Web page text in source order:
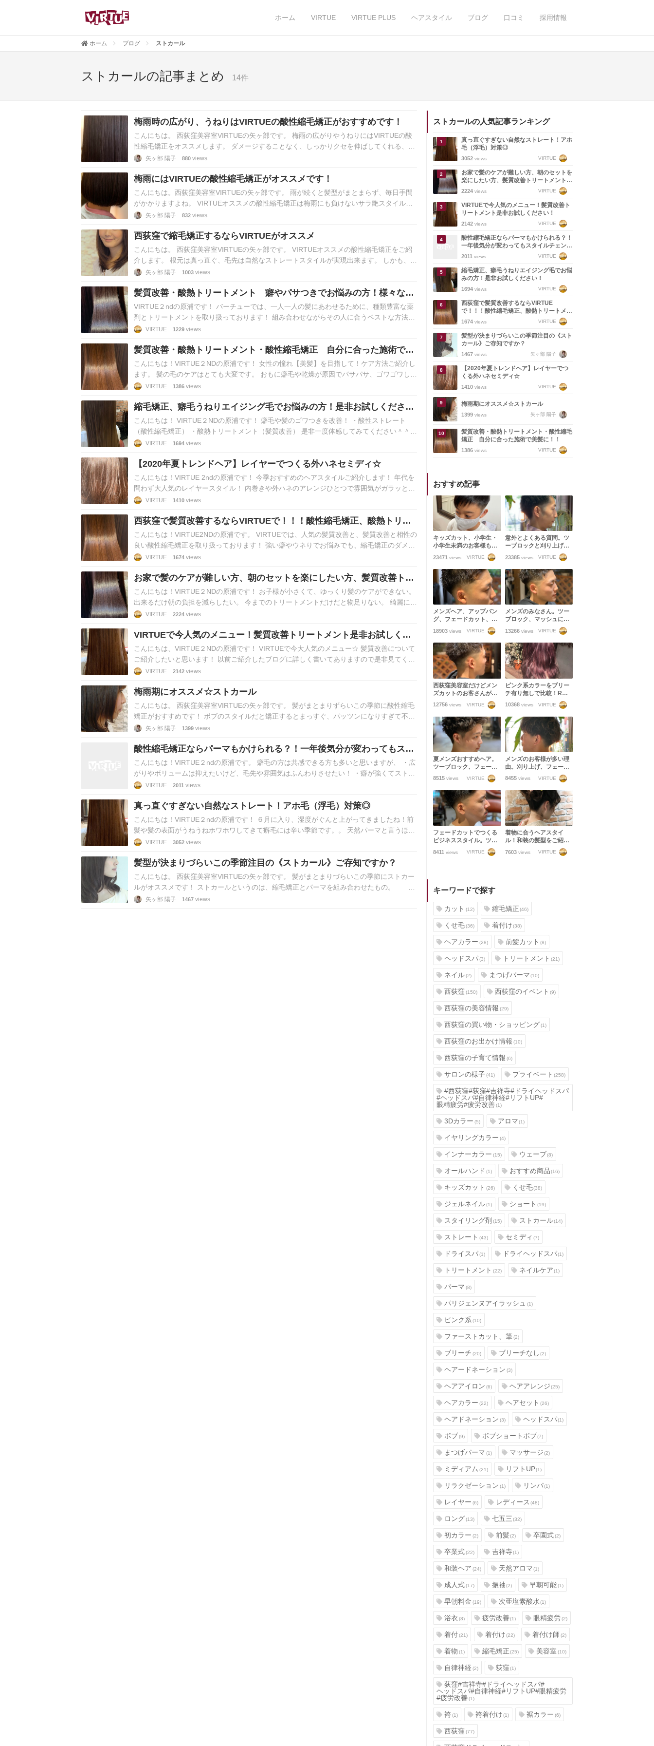
ホーム VIRTUE VIRTUE PLUS ヘアスタイル ブログ 口コミ 採用情報
ホーム ブログ ストカール
ストカールの記事まとめ 14件
梅雨時の広がり、うねりはVIRTUEの酸性縮毛矯正がおすすめです！
こんにちは。 西荻窪美容室VIRTUEの矢ヶ部です。 梅雨の広がりやうねりにはVIRTUEの酸
性縮毛矯正をオススメします。 ダメージすることなく、しっかりクセを伸ばしてくれる、最
後はずっと触っていたい…
880 views
矢ヶ部 陽子
梅雨にはVIRTUEの酸性縮毛矯正がオススメです！
こんにちは。西荻窪美容室VIRTUEの矢ヶ部です。 雨が続くと髪型がまとまらず、毎日手間
がかかりますよね。 VIRTUEオススメの酸性縮毛矯正は梅雨にも負けないサラ艶スタイルを
キープ出来ます♬ 手触り…
832 views
矢ヶ部 陽子
西荻窪で縮毛矯正するならVIRTUEがオススメ
こんにちは。 西荻窪美容室VIRTUEの矢ヶ部です。 VIRTUEオススメの酸性縮毛矯正をご紹
介します。 根元は真っ直ぐ、毛先は自然なストレートスタイルが実現出来ます。 しかも、ダ
メージレスで綺麗に伸…
1003 views
矢ヶ部 陽子
髪質改善・酸熱トリートメント 癖やパサつきでお悩みの方！様々な髪
質に合わせて選びます！
VIRTUE２ndの原浦です！ バーチューでは、一人一人の髪にあわせるために、種類豊富な薬
剤とトリートメントを取り扱っております！ 組み合わせながらその人に合うベストな方法を
探していきますので、是非一…
1229 views
VIRTUE
髪質改善・酸熱トリートメント・酸性縮毛矯正 自分に合った施術で美
髪に！！
こんにちは！VIRTUE２NDの原浦です！ 女性の憧れ【美髪】を目指して！ケア方法ご紹介し
ます。 髪の毛のケアはとても大変です。 おもに癖毛や乾燥が原因でパサパサ、ゴワゴワして
しまいます！ ツヤツヤサ…
1386 views
VIRTUE
縮毛矯正、癖毛うねりエイジング毛でお悩みの方！是非お試しくださ
い！
こんにちは！ VIRTUE２NDの原浦です！ 癖毛や髪のゴワつきを改善！ ・酸性ストレート
（酸性縮毛矯正） ・酸熱トリートメント（髪質改善） 是非一度体感してみてください＾＾
関連ブログも是非！疑問に…
1694 views
VIRTUE
【2020年夏トレンドヘア】レイヤーでつくる外ハネセミディ☆
こんにちは！VIRTUE 2ndの原浦です！ 今季おすすめのヘアスタイルご紹介します！ 年代を
問わず大人気のレイヤースタイル！ 内巻きや外ハネのアレンジひとつで雰囲気がガラッと変
わり楽しめます＾＾ 毛…
1410 views
VIRTUE
西荻窪で髪質改善するならVIRTUEで！！！酸性縮毛矯正、酸熱トリー
トメント取り扱ってます。
こんにちは！VIRTUE2NDの原浦です。 VIRTUEでは、人気の髪質改善と、髪質改善と相性の
良い酸性縮毛矯正を取り扱っております！ 強い癖やウネりでお悩みでも、縮毛矯正のダメー
ジもまたお悩みの１つ…
1674 views
VIRTUE
お家で髪のケアが難しい方、朝のセットを楽にしたい方、髪質改善トリ
ートメント是非お試しください！
こんにちは！VIRTUE２NDの原浦です！ お子様が小さくて、ゆっくり髪のケアができない。
出来るだけ朝の負担を減らしたい。 今までのトリートメントだけだと物足りない。 綺麗に髪
を伸ばしたい。 そんな…
2224 views
VIRTUE
VIRTUEで今人気のメニュー！髪質改善トリートメント是非お試しくだ
さい！
こんにちは、VIRTUE２NDの原浦です！ VIRTUEで今大人気のメニュー☆ 髪質改善について
ご紹介したいと思います！ 以前ご紹介したブログに詳しく書いてありますので是非見てくだ
さい＾＾ 髪質改善っ…
2142 views
VIRTUE
梅雨期にオススメ☆ストカール
こんにちは。 西荻窪美容室VIRTUEの矢ヶ部です。 髪がまとまりずらいこの季節に酸性縮毛
矯正がおすすめです！ ボブのスタイルだと矯正するとまっすぐ、パッツンになりすぎて不自
然っと思われてる方もたくさ…
1399 views
矢ヶ部 陽子
酸性縮毛矯正ならパーマもかけられる？！一年後気分が変わってもスタ
イルチェンジできる縮毛矯正！
こんにちは！VIRTUE２ndの原浦です。 癖毛の方は共感できる方も多いと思いますが、 ・広
がりやボリュームは抑えたいけど、毛先や雰囲気はふんわりさせたい！ ・癖が強くてストレ
ートをするといつも真っ直…
2011 views
VIRTUE
真っ直ぐすぎない自然なストレート！アホ毛（浮毛）対策◎
こんにちは！VIRTUE２ndの原浦です！ ６月に入り、湿度がぐんと上がってきましたね！前
髪や髪の表面がうねうねホワホワしてきて癖毛には辛い季節です。。 天然パーマと言うほど
の癖ではない方も広がりやツ…
3052 views
VIRTUE
髪型が決まりづらいこの季節注目の《ストカール》ご存知ですか？
こんにちは。 西荻窪美容室VIRTUEの矢ヶ部です。 髪がまとまりづらいこの季節にストカー
ルがオススメです！ ストカールというのは、縮毛矯正とパーマを組み合わせたもの。 天
然パーマや根元のクセが強い…
1467 views
矢ヶ部 陽子
ストカールの人気記事ランキング
真っ直ぐすぎない自然なストレート！アホ
毛（浮毛）対策◎
3052 views VIRTUE
お家で髪のケアが難しい方、朝のセットを
楽にしたい方、髪質改善トリートメント是
非お試しください！
2224 views VIRTUE
VIRTUEで今人気のメニュー！髪質改善ト
リートメント是非お試しください！
2142 views VIRTUE
酸性縮毛矯正ならパーマもかけられる？！
一年後気分が変わってもスタイルチェンジ
できる縮毛矯正！
2011 views VIRTUE
縮毛矯正、癖毛うねりエイジング毛でお悩
みの方！是非お試しください！
1694 views VIRTUE
西荻窪で髪質改善するならVIRTUE
で！！！酸性縮毛矯正、酸熱トリートメン
ト取り扱ってます。
1674 views VIRTUE
髪型が決まりづらいこの季節注目の《スト
カール》ご存知ですか？
1467 views 矢ヶ部 陽子
【2020年夏トレンドヘア】レイヤーでつ
くる外ハネセミディ☆
1410 views VIRTUE
梅雨期にオススメ☆ストカール
1399 views 矢ヶ部 陽子
髪質改善・酸熱トリートメント・酸性縮毛
矯正 自分に合った施術で美髪に！！
1386 views VIRTUE
おすすめ記事
キッズカット、小学生・
小学生未満のお客様もご
23471 views VIRTUE
意外とよくある質問。ツ
ーブロックと刈り上げの
違い。フェードカットと
刈り上げの違い。イメー
ジの共有できない失敗。
23385views VIRTUE
メンズヘア、アップバン
グ、フェードカット、ツ
ーブロックを遂に辞める
なら！
18903 views VIRTUE
メンズのみなさん。ツー
ブロック、マッシュに飽
きたらフェードカットに
挑戦してみませんか？
13266views VIRTUE
西荻窪美容室だけどメン
ズカットのお客さんが多
いのはマッシュだけじゃ
ない！フェードカットま
でできるスタイリストの
技術力！
12756 views VIRTUE
ピンク系カラーをブリー
チ有り無しで比較！Rカ
ラーでダメージレスにカ
ラーを楽しみましょう！
10368views VIRTUE
夏メンズおすすめヘア。
ツーブロック、フェー
ド、いつものスタイルに
パーマを足してアップバ
ングいいと思う。
8515 views VIRTUE
メンズのお客様が多い理
由。刈り上げ、フェード
カット、ツーブロック、
マッシュetc幅広いメンズ
スタイルに対応します！
8455views VIRTUE
フェードカットでつくる
ビジネススタイル。ツー
ブロックに飽きた方おす
すめです
8411 views VIRTUE
着物に合うヘアスタイ
ル！和装の髪型をご紹介
します！【振袖・訪問
着・袴・浴衣】
7603views VIRTUE
キーワードで探す
カット(12) 縮毛矯正(46)
くせ毛(36) 着付け(38)
ヘアカラー(28) 前髪カット(8)
ヘッドスパ(3) トリートメント(21)
ネイル(2) まつげパーマ(10)
西荻窪(150) 西荻窪のイベント(9)
西荻窪の美容情報(29)
西荻窪の買い物・ショッピング(1)
西荻窪のお出かけ情報(10)
西荻窪の子育て情報(6)
サロンの様子(41) プライベート(258)
#西荻窪#荻窪#吉祥寺#ドライヘッドスパ
#ヘッドスパ#自律神経#リフトUP#
眼精疲労#疲労改善(1)
3Dカラー(5) アロマ(1)
イヤリングカラー(4)
インナーカラー(15) ウェーブ(8)
オールハンド(1) おすすめ商品(16)
キッズカット(26) くせ毛(38)
ジェルネイル(1) ショート(19)
スタイリング剤(15) ストカール(14)
ストレート(43) セミディ(7)
ドライスパ(1) ドライヘッドスパ(1)
トリートメント(22) ネイルケア(1)
パーマ(8)
パリジェンヌアイラッシュ(1)
ピンク系(10)
ファーストカット、筆(2)
ブリーチ(20) ブリーチなし(2)
ヘアードネーション(3)
ヘアアイロン(6) ヘアアレンジ(25)
ヘアカラー(22) ヘアセット(26)
ヘアドネーション(3) ヘッドスパ(1)
ボブ(9) ボブショートボブ(7)
まつげパーマ(1) マッサージ(2)
ミディアム(21) リフトUP(1)
リラクゼーション(1) リンパ(1)
レイヤー(6) レディース(48)
ロング(13) 七五三(32)
初カラー(2) 前髪(2) 卒園式(2)
卒業式(22) 吉祥寺(1)
和装ヘア(24) 天然アロマ(1)
成人式(17) 振袖(2) 早朝可能(1)
早朝料金(19) 次亜塩素酸水(1)
浴衣(8) 疲労改善(1) 眼精疲労(2)
着付(21) 着付け(22) 着付け師(2)
着物(1) 縮毛矯正(25) 美容室(10)
自律神経(2) 荻窪(1)
荻窪#吉祥寺#ドライヘッドスパ#
ヘッドスパ#自律神経#リフトUP#眼精疲労
#疲労改善(1)
袴(1) 袴着付け(1) 裾カラー(6)
西荻窪(77)